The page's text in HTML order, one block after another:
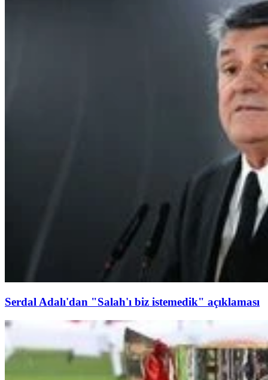
Serdal Adalı'dan "Salah'ı biz istemedik" açıklaması